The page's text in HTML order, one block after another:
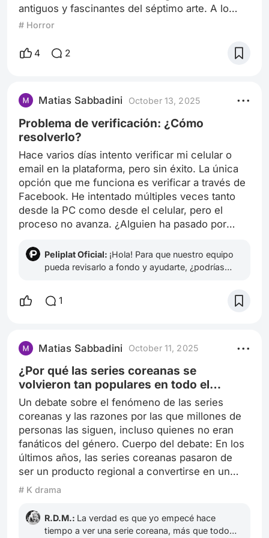
antiguos y fascinantes del séptimo arte. A lo
largo de más de un siglo, ha evolucionado
cada época y aprovechando los avances
del cine silencioso. Películas como "El Gabinete
del Dr. Caligari" (1920) y "Nosferatu" (19
# Horror
4 2
Matias Sabbadini October 13, 2025
Problema de verificación: ¿Cómo
resolverlo?
Hace varios días intento verificar mi celular o
email en la plataforma, pero sin éxito. La única
opción que me funciona es verificar a través de
Facebook. He intentado múltiples veces tanto
desde la PC como desde el celular, pero el
proceso no avanza. ¿Alguien ha pasado por
Peliplat Oficial: ¡Hola! Para que nuestro equipo
pueda revisarlo a fondo y ayudarte, ¿podrías
info@peliplat.com ¡Te esperamos!
1
Matias Sabbadini October 11, 2025
¿Por qué las series coreanas se
volvieron tan populares en todo el
mundo?
Un debate sobre el fenómeno de las series
coreanas y las razones por las que millones de
personas las siguen, incluso quienes no eran
fanáticos del género. Cuerpo del debate: En los
últimos años, las series coreanas pasaron de
ser un producto regional a convertirse en un
fenómeno global. Plataformas como Netflix o
es difícil no conocer al menos un título: El juego
del calamar, Crash Landing on You, Goblin, True
# K drama
R.D.M.: La verdad es que yo empecé hace
tiempo a ver una serie coreana, más que todo